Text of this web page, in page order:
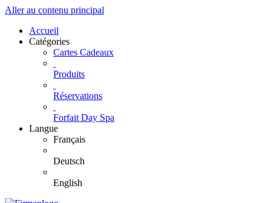
Aller au contenu principal
Accueil
Catégories
Cartes Cadeaux
Produits
Réservations
Forfait Day Spa
Langue
Français
Deutsch
English